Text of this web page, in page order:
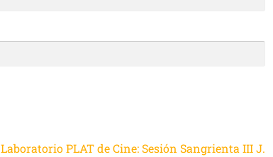
Laboratorio PLAT de Cine: Sesión Sangrienta III J.